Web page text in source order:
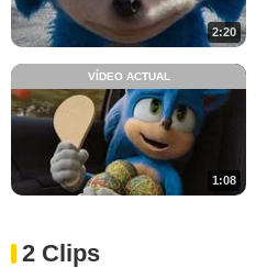
2:20
1:08
VÍDEO ACTUAL
2 Clips